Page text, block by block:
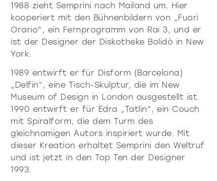
1988 zieht Semprini nach Mailand um. Hier
kooperiert mit den Bühnenbildern von „Fuori
Orario“, ein Fernprogramm von Rai 3, und er
ist der Designer der Diskotheke Bolidò in New
York.
1989 entwirft er für Disform (Barcelona)
„Delfin“, eine Tisch-Skulptur, die im New
Museum of Design in London ausgestellt ist.
1990 entwirft er für Edra „Tatlin“, ein Couch
mit Spiralform, die dem Turm des
gleichnamigen Autors inspiriert wurde. Mit
dieser Kreation erhaltet Semprini den Weltruf
und ist jetzt in den Top Ten der Designer
1993.